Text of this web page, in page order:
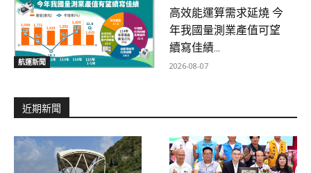
航運新聞
高效能運算需求延燒 今
年我國量測業產值可望
續寫佳績...
2026-08-07
近期新聞